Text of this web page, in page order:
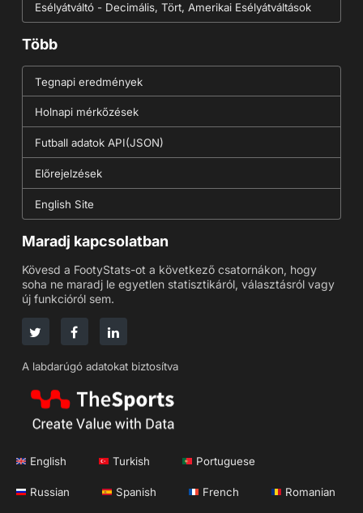
Esélyátváltó - Decimális, Tört, Amerikai Esélyátváltások
Több
Tegnapi eredmények
Holnapi mérkőzések
Futball adatok API(JSON)
Előrejelzések
English Site
Maradj kapcsolatban
Kövesd a FootyStats-ot a következő csatornákon, hogy
soha ne maradj le egyetlen statisztikáról, választásról vagy
új funkcióról sem.
A labdarúgó adatokat biztosítva
English Turkish Portuguese
Russian Spanish French Romanian